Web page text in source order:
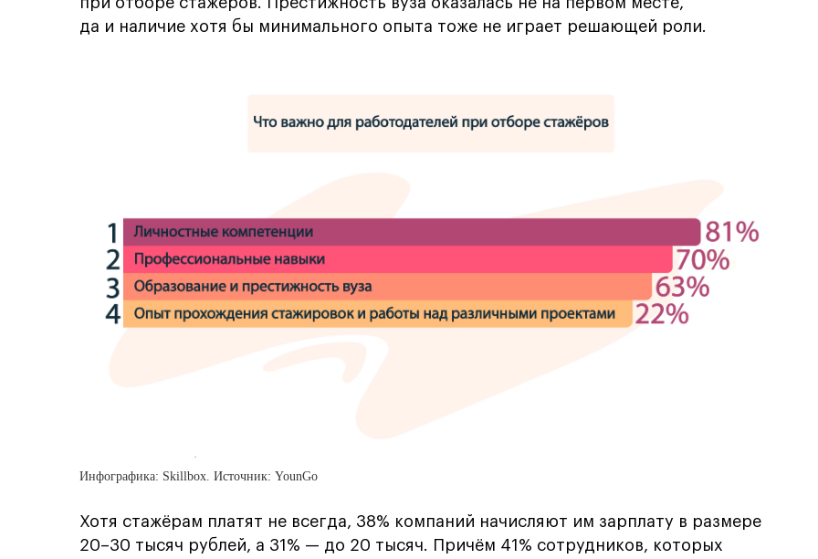
да и наличие хотя бы минимального опыта тоже не играет решающей роли.
Инфографика: Skillbox. Источник: YounGo
Хотя стажёрам платят не всегда, 38% компаний начисляют им зарплату в размере
20–30 тысяч рублей, а 31% — до 20 тысяч. Причём 41% сотрудников, которых